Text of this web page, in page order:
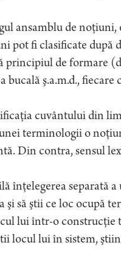
ansamblu de noţiuni,
pot fi clasificate după
principiul de formare
ş.a.m.d., fiecare
cuvântului din
terminologii o
Din contra, sensul
înţelegerea separată
şi să ştii ce loc ocupă
lui într-o construcţie
locul lui în sistem,